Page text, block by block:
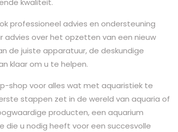
kwaliteit.
professioneel advies en ondersteuning
advies over het opzetten van een nieuw
de juiste apparatuur, de deskundige
klaar om u te helpen.
shop voor alles wat met aquaristiek te
stappen zet in de wereld van aquaria of
producten, een aquarium
die u nodig heeft voor een succesvolle